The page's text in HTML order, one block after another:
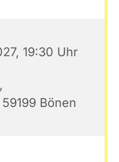
19:30 Uhr
Bönen